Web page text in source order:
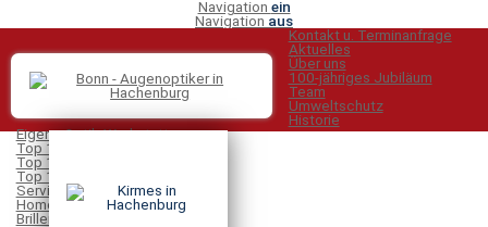
Navigation ein
Navigation aus
Kontakt u. Terminanfrage
Aktuelles
Über uns
100-jähriges Jubiläum
Team
Umweltschutz
Historie
Eigene Optik-Werkstatt
Top 100 Optiker 2026-2027
Top 100 Optiker 2024-2025
Top 100 Optiker 2022-2023
Service
Home
Brillen